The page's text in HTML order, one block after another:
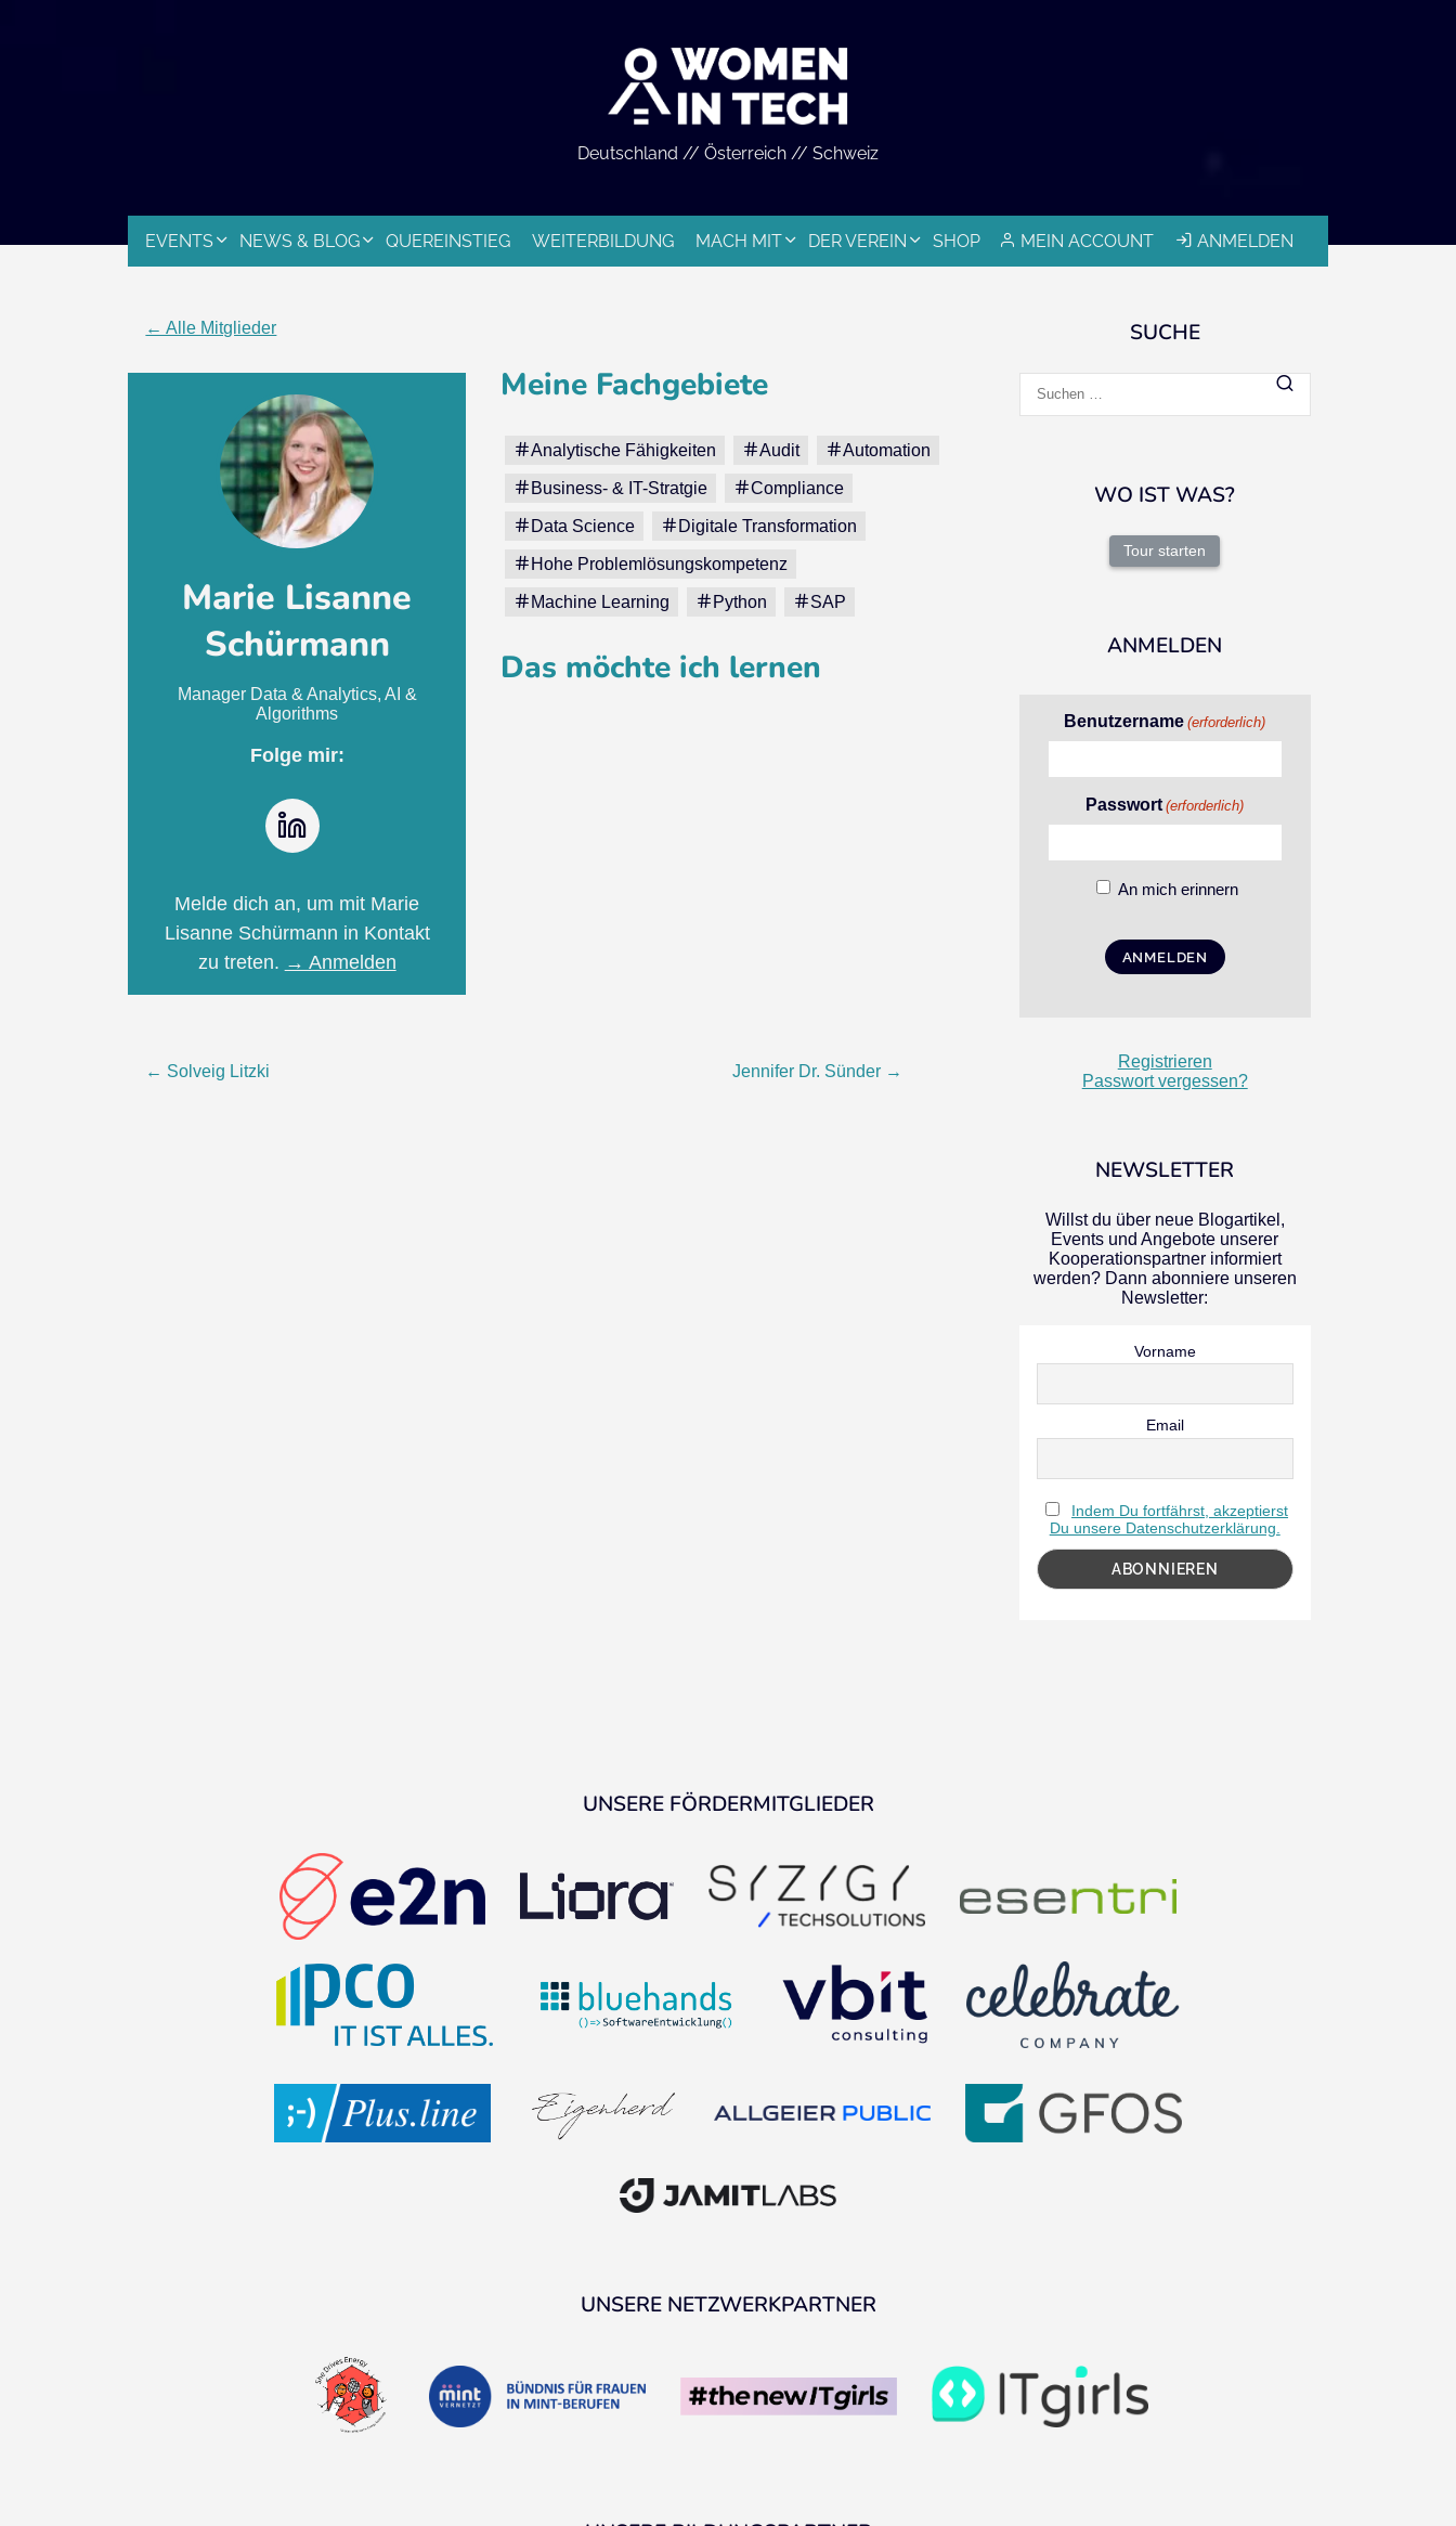
Deutschland // Österreich // Schweiz
MEIN ACCOUNT ANMELDEN
EVENTS NEWS & BLOG QUEREINSTIEG WEITERBILDUNG MACH MIT DER VEREIN SHOP
← Alle Mitglieder
Marie Lisanne
Schürmann
Manager Data & Analytics, AI &
Algorithms
Folge mir:
Melde dich an, um mit Marie
Lisanne Schürmann in Kontakt
zu treten. → Anmelden
Meine Fachgebiete
Analytische Fähigkeiten Audit Automation
Business- & IT-Stratgie Compliance
Data Science Digitale Transformation
Hohe Problemlösungskompetenz
Machine Learning Python SAP
Das möchte ich lernen
Beitragsnavigation
← Solveig Litzki Jennifer Dr. Sünder →
SUCHE
nach:
WO IST WAS?
Tour starten
ANMELDEN
Benutzername (erforderlich)
Passwort (erforderlich)
An mich erinnern
Registrieren
Passwort vergessen?
NEWSLETTER
Willst du über neue Blogartikel,
Events und Angebote unserer
Kooperationspartner informiert
werden? Dann abonniere unseren
Newsletter:
Vorname
Email
Indem Du fortfährst, akzeptierst
Du unsere Datenschutzerklärung.
UNSERE FÖRDERMITGLIEDER
UNSERE NETZWERKPARTNER